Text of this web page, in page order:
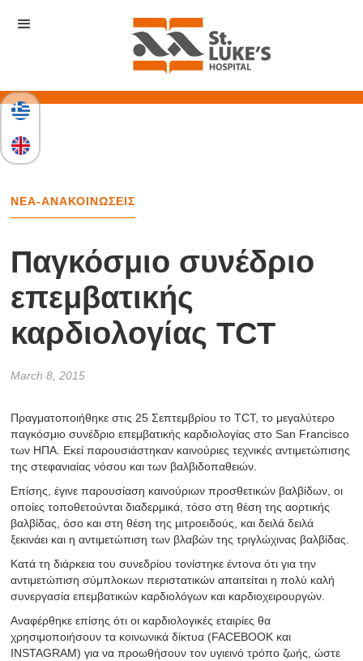
ΝΕΑ-ΑΝΑΚΟΙΝΩΣΕΙΣ
Παγκόσμιο συνέδριο
επεμβατικής
καρδιολογίας TCT
March 8, 2015
Πραγματοποιήθηκε στις 25 Σεπτεμβρίου το TCT, το μεγαλύτερο
παγκόσμιο συνέδριο επεμβατικής καρδιολογίας στο San Francisco
των ΗΠΑ. Εκεί παρουσιάστηκαν καινούριες τεχνικές αντιμετώπισης
της στεφανιαίας νόσου και των βαλβιδοπαθειών.
Επίσης, έγινε παρουσίαση καινούριων προσθετικών βαλβίδων, οι
οποίες τοποθετούνται διαδερμικά, τόσο στη θέση της αορτικής
βαλβίδας, όσο και στη θέση της μιτροειδούς, και δειλά δειλά
ξεκινάει και η αντιμετώπιση των βλαβών της τριγλώχινας βαλβίδας.
Κατά τη διάρκεια του συνεδρίου τονίστηκε έντονα ότι για την
αντιμετώπιση σύμπλοκων περιστατικών απαιτείται η πολύ καλή
συνεργασία επεμβατικών καρδιολόγων και καρδιοχειρουργών.
Αναφέρθηκε επίσης ότι οι καρδιολογικές εταιρίες θα
χρησιμοποιήσουν τα κοινωνικά δίκτυα (FACEBOOK και
INSTAGRAM) για να προωθήσουν τον υγιεινό τρόπο ζωής, ώστε